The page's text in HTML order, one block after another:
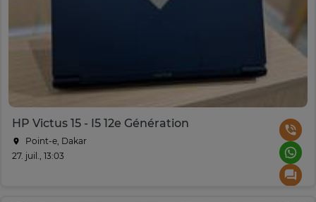
HP Victus 15 - I5 12e Génération
Point-e, Dakar
27. juil., 13:03